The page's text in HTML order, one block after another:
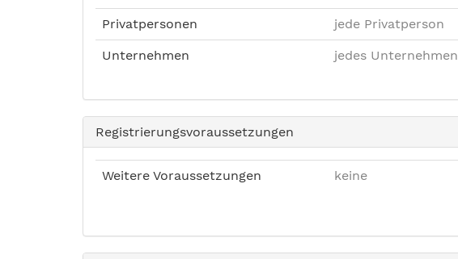
Privatpersonen jede Privatperson
Unternehmen jedes Unternehmen
Registrierungsvoraussetzungen
Weitere Voraussetzungen keine